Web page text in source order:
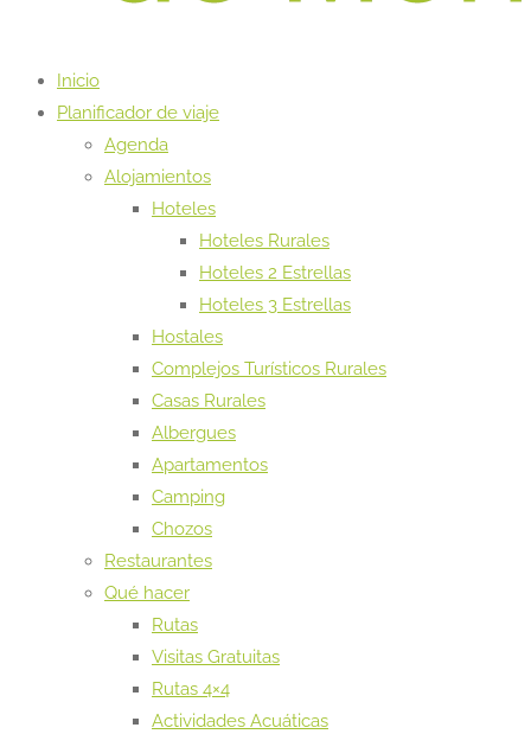
Inicio
Planificador de viaje
Agenda
Alojamientos
Hoteles
Hoteles Rurales
Hoteles 2 Estrellas
Hoteles 3 Estrellas
Hostales
Complejos Turísticos Rurales
Casas Rurales
Albergues
Apartamentos
Camping
Chozos
Restaurantes
Qué hacer
Rutas
Visitas Gratuitas
Rutas 4×4
Actividades Acuáticas